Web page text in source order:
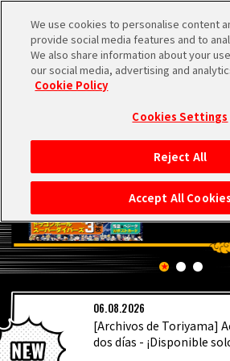
INICIO
NOTICIAS
LO MÁS DESTACADO
VÍDEOS
06.08.2026
[Archivos de Toriyama]
dos días - ¡Disponible
We use cookies to personalise content
provide social media features and to
We also share information about your
our social media, advertising and
Cookie Policy
Cookies Settings
Reject All
Accept All Cookies